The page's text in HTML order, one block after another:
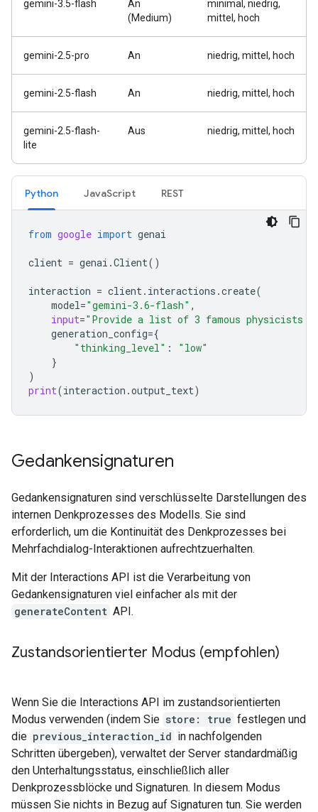
gemini-3.5-flash
An
(Medium)
minimal, niedrig,
mittel, hoch
gemini-2.5-pro An niedrig, mittel, hoch
gemini-2.5-flash An niedrig, mittel, hoch
gemini-2.5-flash-
lite
Aus niedrig, mittel, hoch
Python JavaScript REST
from google import genai
client = genai .Client()
interaction = client. interactions .create(
model="gemini-3.6-flash" ,
input="Provide a list of 3 famous physicists
generation_config={
"thinking_level" :
"low"
}
)
print(interaction .output_text)
Gedankensignaturen
Gedankensignaturen sind verschlüsselte Darstellungen des
internen Denkprozesses des Modells. Sie sind
erforderlich, um die Kontinuität des Denkprozesses bei
Mehrfachdialog-Interaktionen aufrechtzuerhalten.
Mit der Interactions API ist die Verarbeitung von
Gedankensignaturen viel einfacher als mit der
generateContent API.
Zustandsorientierter Modus (empfohlen)
Wenn Sie die Interactions API im zustandsorientierten
Modus verwenden (indem Sie store: true festlegen und
die previous_interaction_id in nachfolgenden
Schritten übergeben), verwaltet der Server standardmäßig
den Unterhaltungsstatus, einschließlich aller
Denkprozessblöcke und Signaturen. In diesem Modus
müssen Sie nichts in Bezug auf Signaturen tun. Sie werden